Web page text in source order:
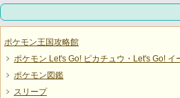
ポケモン王国攻略館
ポケモン Let's Go! ピカチュウ・Let's Go! イ
ポケモン図鑑
スリープ